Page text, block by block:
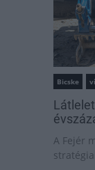
Bicske
A Fejér